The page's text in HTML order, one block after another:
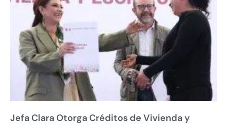
Jefa Clara Otorga Créditos de Vivienda y